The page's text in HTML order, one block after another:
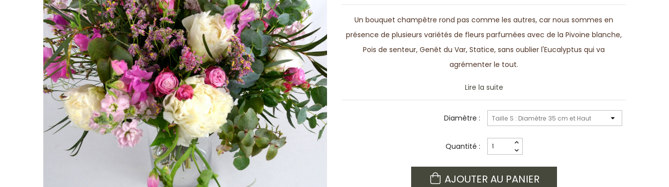
Un bouquet champêtre rond pas comme les autres, car nous sommes en
présence de plusieurs variétés de fleurs parfumées avec de la Pivoine blanche,
Pois de senteur, Genêt du Var, Statice, sans oublier l'Eucalyptus qui va
agrémenter le tout.
Lire la suite
Diamètre :
Quantité :
AJOUTER AU PANIER